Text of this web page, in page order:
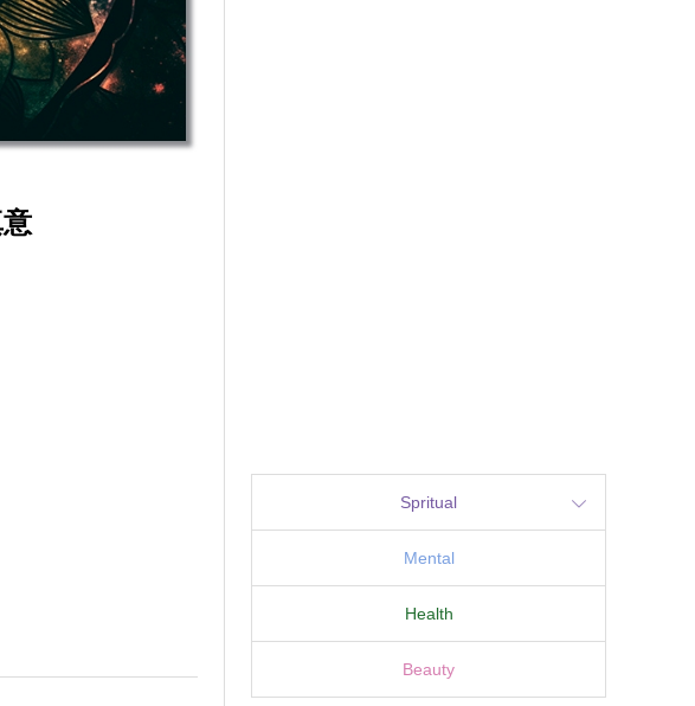
Spritual
Mental
Health
Beauty